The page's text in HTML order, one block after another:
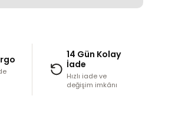
14 Gün Kolay
İade
Hızlı iade ve
değişim imkânı